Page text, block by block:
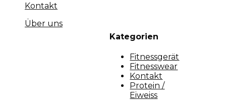
Kontakt
Über uns
Kategorien
Fitnessgerät
Fitnesswear
Kontakt
Protein /
Eiweiss